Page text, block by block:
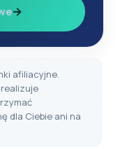
→
afiliacyjne.
dla Ciebie ani na